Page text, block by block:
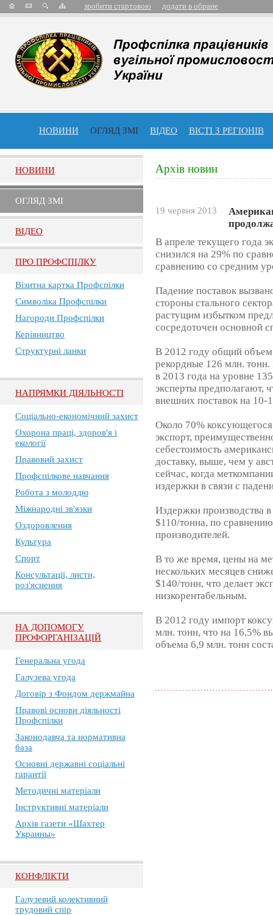
зробити стартовою додати в обране
НОВИНИ ОГЛЯД ЗМІ ВІДЕО ВІСТІ З РЕГІОНІВ
НОВИНИ
ОГЛЯД ЗМI
ВIДЕО
ПРО ПРОФСПIЛКУ
Візитна картка Профспілки
Символіка Профспілки
Нагороди Профспілки
Керівництво
Структурні ланки
НАПРЯМКИ ДІЯЛЬНОСТІ
Соціально-економічний захист
Охорона праці, здоров'я і
екології
Правовий захист
Профспілкове навчання
Робота з молоддю
Міжнародні зв'язки
Оздоровлення
Культура
Спорт
Консультації, листи,
роз'яснення
НА ДОПОМОГУ
ПРОФОРГАНІЗАЦІЙ
Генеральна угода
Галузева угода
Договір з Фондом держмайна
Правові основи діяльності
Профспілки
Законодавча та нормативна
база
Основні державні соціальні
гарантії
Методичні матеріали
Інструктивні матеріали
Архів газети «Шахтер
Украины»
КОНФЛІКТИ
Галузевий колективний
трудовий спір
Архів новин
19 червня 2013
В апреле текущего года
снизился на 29% по
сравнению со средним
Падение поставок
стороны стального
растущим избытком
сосредоточен основной
В 2012 году общий
рекордные 126 млн. тонн.
в 2013 года на уровне
эксперты предполагают,
внешних поставок на 10-
Около 70%
экспорт,
себестоимость
доставку, выше, чем у
сейчас, когда
издержки в связи с
Издержки производства
$110/тонна, по
производителей.
В то же время, цены на
нескольких месяцев
$140/тонн, что делает
низкорентабельным.
В 2012 году импорт
млн. тонн, что на 16,5%
объема 6,9 млн. тонн